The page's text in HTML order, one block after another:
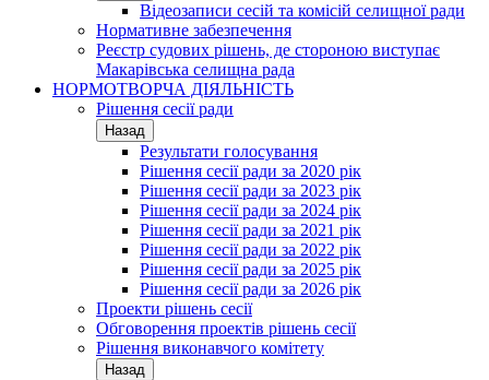
Відеозаписи сесій та комісій селищної ради
Нормативне забезпечення
Реєстр судових рішень, де стороною виступає
Макарівська селищна рада
НОРМОТВОРЧА ДІЯЛЬНІСТЬ
Рішення сесії ради
Назад
Результати голосування
Рішення сесії ради за 2020 рік
Рішення сесії ради за 2023 рік
Рішення сесії ради за 2024 рік
Рішення сесії ради за 2021 рік
Рішення сесії ради за 2022 рік
Рішення сесії ради за 2025 рік
Рішення сесії ради за 2026 рік
Проекти рішень сесії
Обговорення проектів рішень сесії
Рішення виконавчого комітету
Назад